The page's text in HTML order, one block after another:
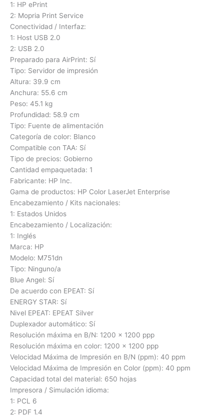
1: HP ePrint
2: Mopria Print Service
Conectividad / Interfaz:
1: Host USB 2.0
2: USB 2.0
Preparado para AirPrint: Sí
Tipo: Servidor de impresión
Altura: 39.9 cm
Anchura: 55.6 cm
Peso: 45.1 kg
Profundidad: 58.9 cm
Tipo: Fuente de alimentación
Categoría de color: Blanco
Compatible con TAA: Sí
Tipo de precios: Gobierno
Cantidad empaquetada: 1
Fabricante: HP Inc.
Gama de productos: HP Color LaserJet Enterprise
Encabezamiento / Kits nacionales:
1: Estados Unidos
Encabezamiento / Localización:
1: Inglés
Marca: HP
Modelo: M751dn
Tipo: Ninguno/a
Blue Angel: Sí
De acuerdo con EPEAT: Sí
ENERGY STAR: Sí
Nivel EPEAT: EPEAT Silver
Duplexador automático: Sí
Resolución máxima en B/N: 1200 x 1200 ppp
Resolución máxima en color: 1200 x 1200 ppp
Velocidad Máxima de Impresión en B/N (ppm): 40 ppm
Velocidad Máxima de Impresión en Color (ppm): 40 ppm
Capacidad total del material: 650 hojas
Impresora / Simulación idioma:
1: PCL 6
2: PDF 1.4